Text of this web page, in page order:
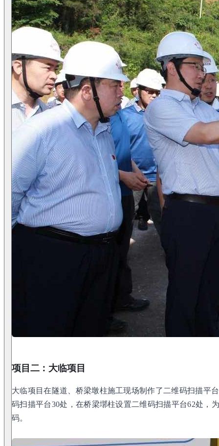
项目二：大临项目
大临项目在隧道、桥梁墩柱施工现场制作了二维码扫描平
码扫描平台30处，在桥梁墎柱设置二维码扫描平台62处，
码。